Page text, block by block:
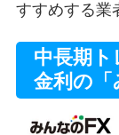
すすめする業
中長期
金利の